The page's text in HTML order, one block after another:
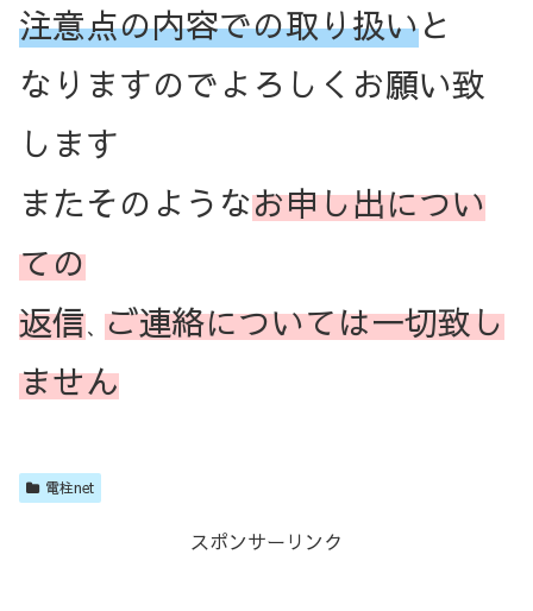
注意点の内容での取り扱いと
なりますのでよろしくお願い致
します
またそのようなお申し出につい
ての
返信、 ご連絡については一切致し
ません
電柱net
スポンサーリンク